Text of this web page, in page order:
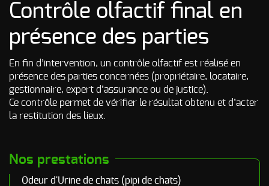
Contrôle olfactif final en
présence des parties
En fin d’intervention, un contrôle olfactif est réalisé en
présence des parties concernées (propriétaire, locataire,
gestionnaire, expert d’assurance ou de justice).
Ce contrôle permet de vérifier le résultat obtenu et d’acter
la restitution des lieux.
Nos prestations
Odeur d'Urine de chats (pipi de chats)